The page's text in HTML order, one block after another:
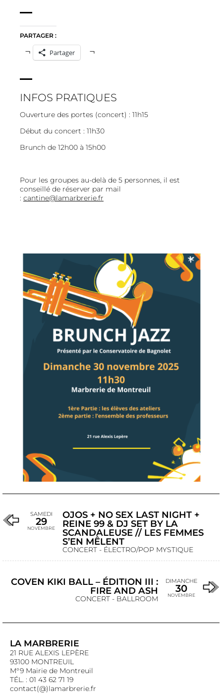
PARTAGER :
Partager
INFOS PRATIQUES
Ouverture des portes (concert) : 11h15
Début du concert : 11h30
Brunch de 12h00 à 15h00
Pour les groupes au-delà de 5 personnes, il est
conseillé de réserver par mail
: cantine@lamarbrerie.fr
SAMEDI
29
NOVEMBRE
OJOS + NO SEX LAST NIGHT +
REINE 99 & DJ SET BY LA
SCANDALEUSE // LES FEMMES
S’EN MÊLENT
CONCERT - ÉLECTRO/POP MYSTIQUE
COVEN KIKI BALL – ÉDITION III :
FIRE AND ASH
CONCERT - BALLROOM
DIMANCHE
30
NOVEMBRE
LA MARBRERIE
21 RUE ALEXIS LEPÈRE
93100 MONTREUIL
M°9 Mairie de Montreuil
TÉL. : 01 43 62 71 19
contact(@)lamarbrerie.fr